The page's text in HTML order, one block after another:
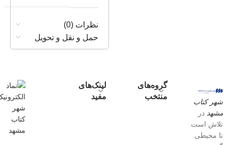
نظرات (0)
حمل و نقل و تحویل
شهر کتاب
مشهد در
تلاش است
تا محیطی
گروه‌های
منتخب
لینک‌های
مفید